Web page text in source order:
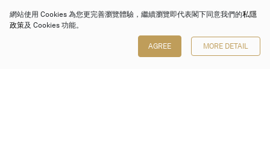
網站使用 Cookies 為您更完善瀏覽體驗，繼續瀏覽即代表閣下同意我們的私隱
政策及 Cookies 功能。
AGREE MORE DETAIL